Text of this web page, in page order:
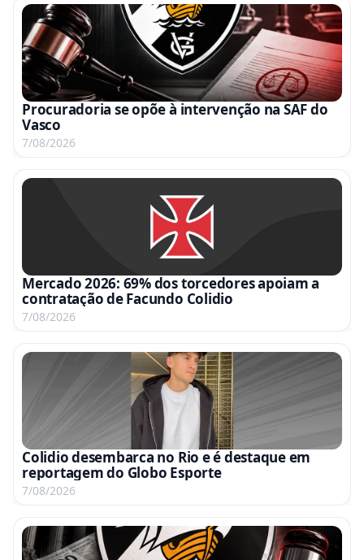
Procuradoria se opõe à intervenção na SAF do
Vasco
7/08/2026
Mercado 2026: 69% dos torcedores apoiam a
contratação de Facundo Colidio
7/08/2026
Colidio desembarca no Rio e é destaque em
reportagem do Globo Esporte
7/08/2026